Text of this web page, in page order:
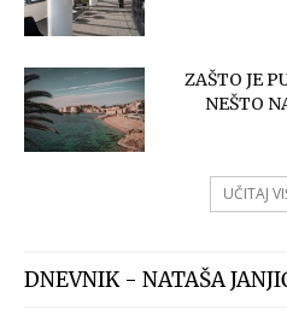
ZAŠTO JE
NEŠTO
UČITAJ
DNEVNIK - NATAŠA